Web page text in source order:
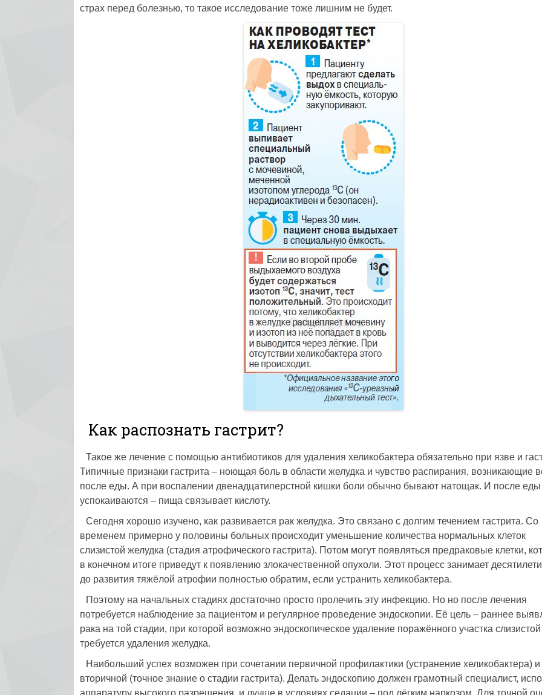
страх перед болезнью, то такое исследование тоже лишним не будет.
Как распознать гастрит?
Такое же лечение с помощью антибиотиков для удаления хеликобактера обязательно при язве и
Типичные признаки гастрита – ноющая боль в области желудка и чувство распирания, возникающие
после еды. А при воспалении двенадцатиперстной кишки боли обычно бывают натощак. И после еды
успокаиваются – пища связывает кислоту.
Сегодня хорошо изучено, как развивается рак желудка. Это связано с долгим течением гаст­рита. Со
временем примерно у половины больных происходит уменьшение количества нормальных клеток
слизистой желудка (стадия атрофического гастрита). Потом могут появляться предраковые клетки,
в конечном итоге приведут к появлению злокачественной опухоли. Этот процесс занимает
до развития тяжёлой атрофии полностью обратим, если устранить хеликобактера.
Поэтому на начальных стадиях достаточно просто пролечить эту инфекцию. Но но после лечения
потребуется наблюдение за пациентом и регулярное проведение эндоскопии. Её цель – раннее
рака на той стадии, при которой возможно эндоскопическое удаление поражённого участка
требуется удаления желудка.
Наибольший успех возможен при сочетании первичной профилактики (устранение хеликобактера) и
вторичной (точное знание о стадии гастрита). Делать эндоскопию должен грамотный специалист,